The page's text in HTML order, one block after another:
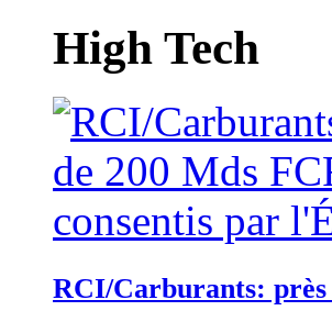
High Tech
RCI/Carburants: près